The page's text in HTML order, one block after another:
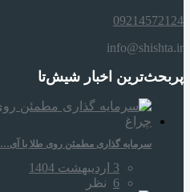
09214572124
info@shishta.ir
پربحث‌ترین اخبار شیش‌تا
سرمایه‌ گذاری مطمئن روی طلا با آی…
3 اردیبهشت 1404
6 نظر